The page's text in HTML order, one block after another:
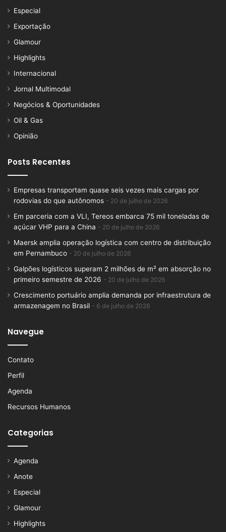
Especial
Exportação
Glamour
Highlights
Internacional
Jornal Multimodal
Negócios & Oportunidades
Oil & Gas
Opinião
Posts Recentes
Empresas transportam quase seis vezes mais cargas por
rodovias do que autônomos
20 de julho de 2026
Em parceria com a VLI, Tereos embarca 75 mil toneladas de
açúcar VHP para a China
20 de julho de 2026
Maersk amplia operação logística com centro de distribuição
em Pernambuco
20 de julho de 2026
Galpões logísticos superam 2 milhões de m² em absorção no
primeiro semestre de 2026
20 de julho de 2026
Crescimento portuário amplia demanda por infraestrutura de
armazenagem no Brasil
6 de julho de 2026
Navegue
Contato
Perfil
Agenda
Recursos Humanos
Categorias
Agenda
Anote
Especial
Glamour
Highlights